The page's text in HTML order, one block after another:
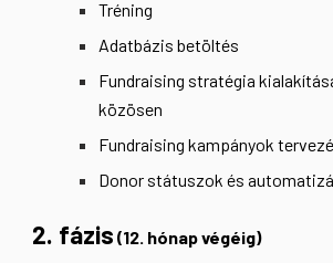
Tréning
Adatbázis betöltés
Fundraising stratégia
közösen
Fundraising kampányok
Donor státuszok és
2. fázis (12. hónap végéig)